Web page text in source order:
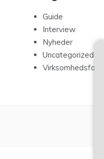
Guide
Interview
Nyheder
Uncategorized
Virksomhedsfokus